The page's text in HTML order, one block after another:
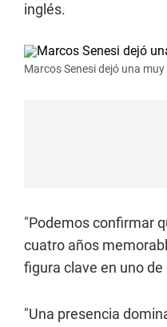
inglés.
Marcos Senesi dejó una
"Podemos confirmar
cuatro años
figura clave en uno
"Una presencia